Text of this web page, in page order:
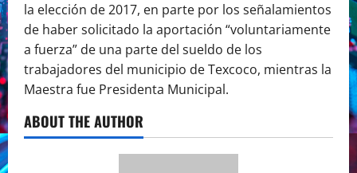
la elección de 2017, en parte por los señalamientos
de haber solicitado la aportación “voluntariamente
a fuerza” de una parte del sueldo de los
trabajadores del municipio de Texcoco, mientras la
Maestra fue Presidenta Municipal.
ABOUT THE AUTHOR